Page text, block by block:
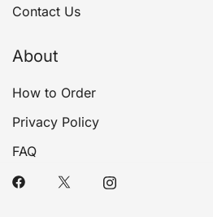
Contact Us
About
How to Order
Privacy Policy
FAQ